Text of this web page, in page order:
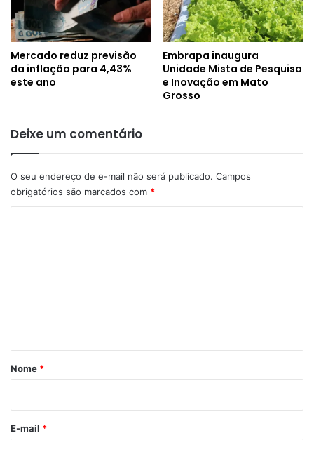
Mercado reduz previsão
da inflação para 4,43%
este ano
Embrapa inaugura
Unidade Mista de Pesquisa
e Inovação em Mato
Grosso
Deixe um comentário
O seu endereço de e-mail não será publicado. Campos
obrigatórios são marcados com *
r
*
Nome *
E-mail *